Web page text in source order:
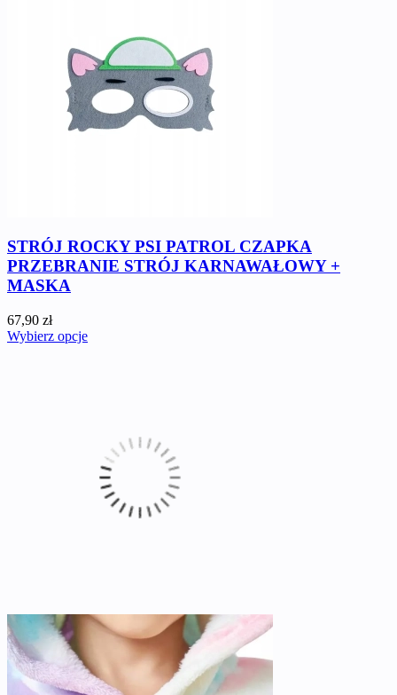
STRÓJ ROCKY PSI PATROL CZAPKA
PRZEBRANIE STRÓJ KARNAWAŁOWY +
MASKA
67,90 zł
Wybierz opcje